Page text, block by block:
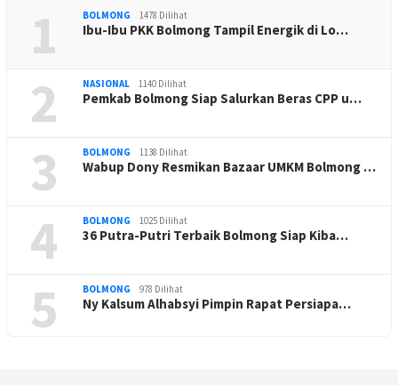
1 BOLMONG 1478 Dilihat
Ibu-Ibu PKK Bolmong Tampil Energik di Lo…
2 NASIONAL 1140 Dilihat
Pemkab Bolmong Siap Salurkan Beras CPP u…
3 BOLMONG 1138 Dilihat
Wabup Dony Resmikan Bazaar UMKM Bolmong …
4 BOLMONG 1025 Dilihat
36 Putra-Putri Terbaik Bolmong Siap Kiba…
5 BOLMONG 978 Dilihat
Ny Kalsum Alhabsyi Pimpin Rapat Persiapa…